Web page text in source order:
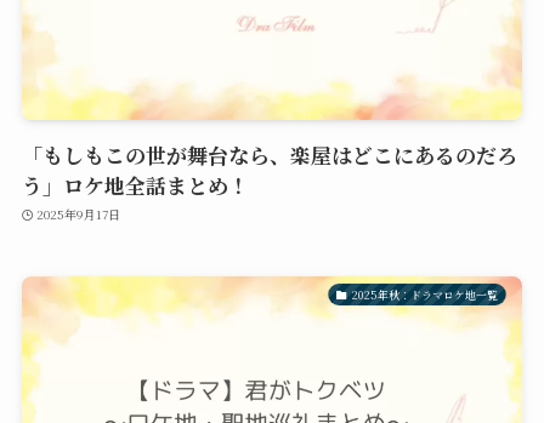
「もしもこの世が舞台なら、楽屋はどこにあるのだろ
う」ロケ地全話まとめ！
2025年9月17日
2025年秋：ドラマロケ地一覧